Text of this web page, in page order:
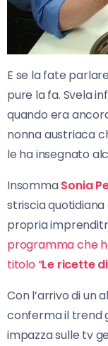
E se la fate
pure la fa. Svela
quando era
nonna austriaca
le ha insegnato
InsommaSonia
striscia
propria
programma che
titolo “Le ricette
Con l’arrivo di un
conferma il trend
impazza sulle tv